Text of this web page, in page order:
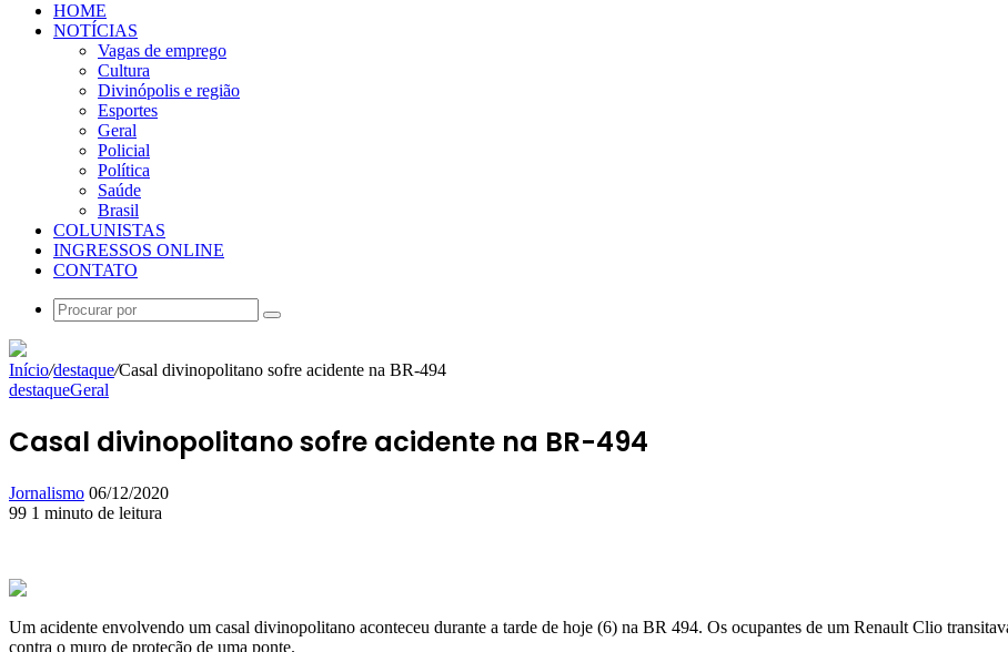
HOME
NOTÍCIAS
Vagas de emprego
Cultura
Divinópolis e região
Esportes
Geral
Policial
Política
Saúde
Brasil
COLUNISTAS
INGRESSOS ONLINE
CONTATO
Procurar
Início/destaque/Casal divinopolitano sofre acidente na BR-494
destaqueGeral
Casal divinopolitano sofre acidente na BR-494
Jornalismo Mande
um
06/12/2020
99 1 minuto de leitura
Um acidente envolvendo um casal divinopolitano aconteceu durante a tarde de hoje (6) na BR 494. Os ocupantes de um Renault Clio
contra o muro de proteção de uma ponte.